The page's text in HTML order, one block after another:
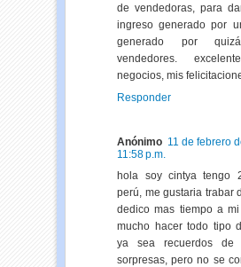
de vendedoras, para
ingreso generado por
generado por
vendedores.
negocios, mis
Responder
Anónimo 11 de febrero
11:58 p.m.
hola soy cintya tengo
perú, me gustaria trabar
dedico mas tiempo a
mucho hacer todo tipo
ya sea recuerdos de
sorpresas, pero no se